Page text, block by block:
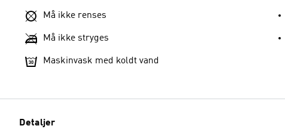
Må ikke renses
Må ikke stryges
Maskinvask med koldt vand
Detaljer